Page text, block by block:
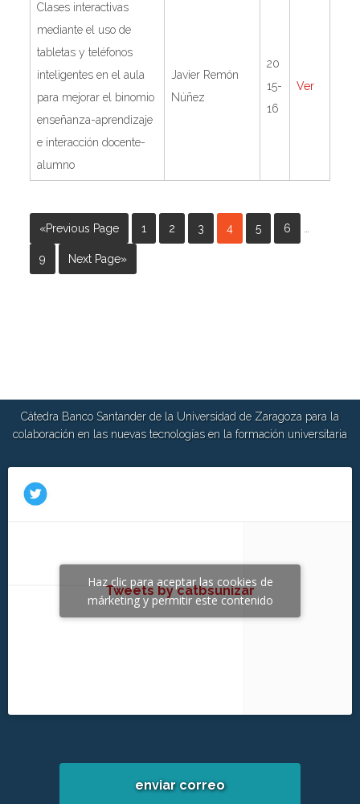
Clases interactivas
mediante el uso de
tabletas y teléfonos
inteligentes en el aula
para mejorar el binomio
enseñanza-aprendizaje
e interacción docente-
alumno
Javier Remón
Núñez
20
15-
16
Ver
«Previous Page 1 2 3 4 5 6
9 Next Page»
Cátedra Banco Santander de la Universidad de Zaragoza para la
colaboración en las nuevas tecnologías en la formación universitaria
Tweets by catbsunizar
Haz clic para aceptar las cookies de
márketing y permitir este contenido
enviar correo